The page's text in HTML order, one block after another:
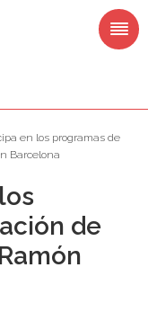
en los programas de
Barcelona
de